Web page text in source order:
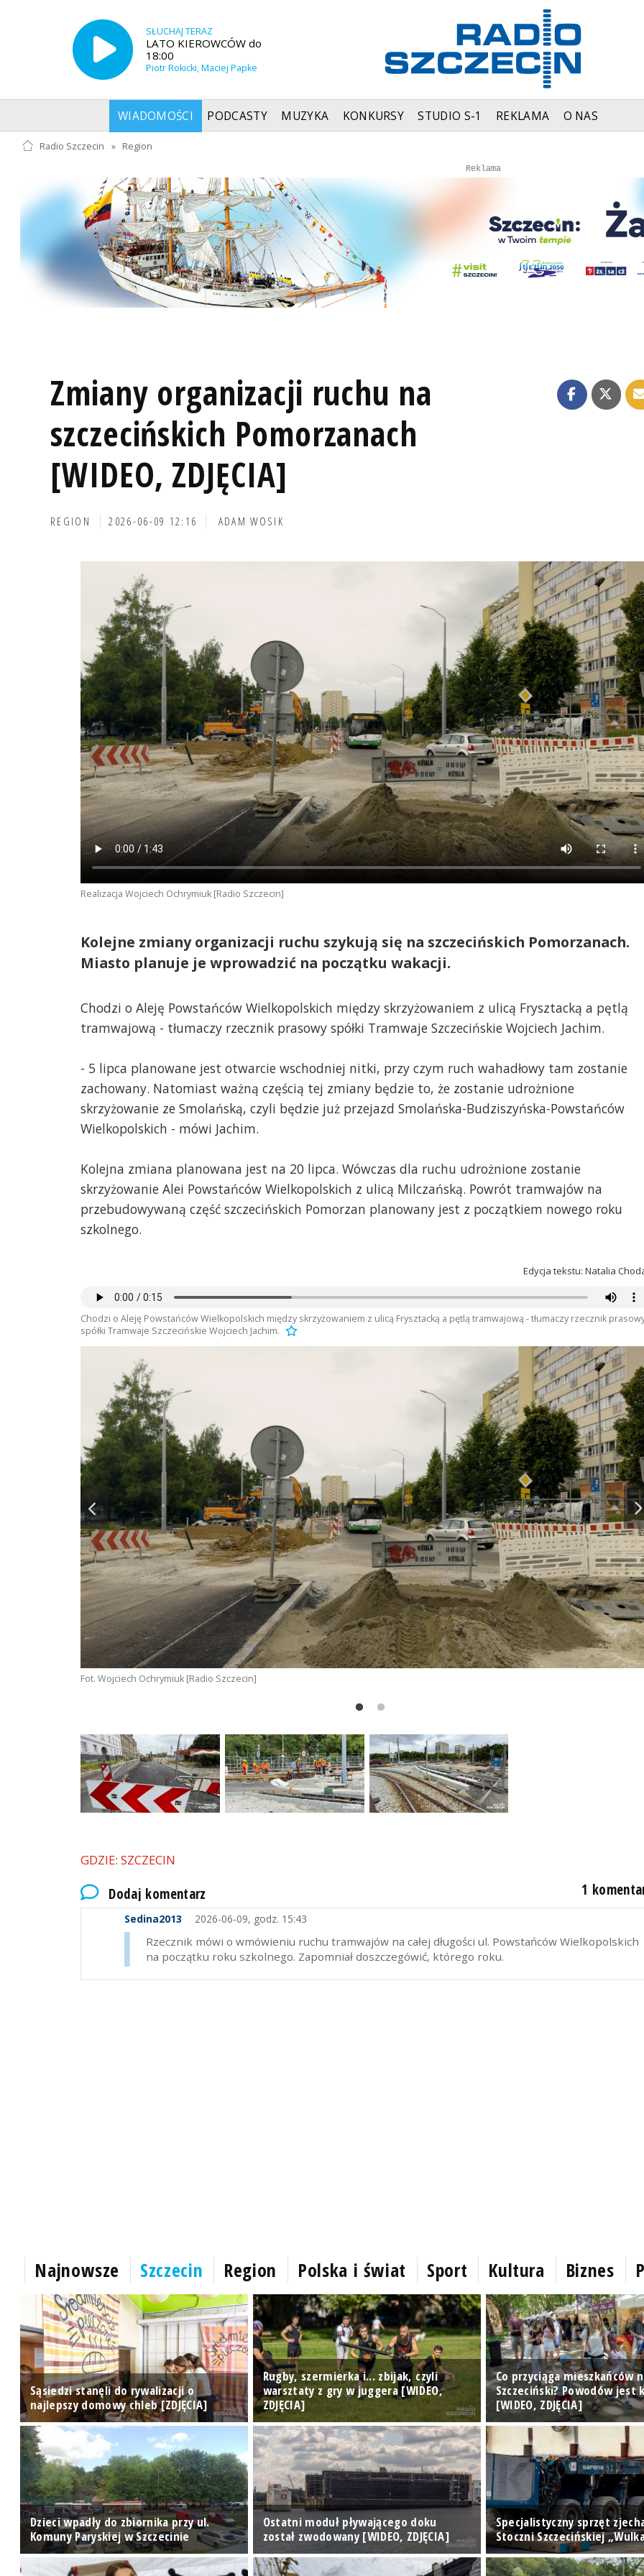
SŁUCHAJ TERAZ
LATO KIEROWCÓW do
18:00
Piotr Rokicki, Maciej Papke
WIADOMOŚCI PODCASTY MUZYKA KONKURSY STUDIO S-1 REKLAMA O NAS
Radio Szczecin » Region
Reklama
Autopromocja
Zmiany organizacji ruchu na
szczecińskich Pomorzanach
[WIDEO, ZDJĘCIA]
REGION 2026-06-09 12:16 ADAM WOSIK
Realizacja Wojciech Ochrymiuk [Radio Szczecin]
Kolejne zmiany organizacji ruchu szykują się na szczecińskich Pomorzanach.
Miasto planuje je wprowadzić na początku wakacji.
Chodzi o Aleję Powstańców Wielkopolskich między skrzyżowaniem z ulicą Frysztacką a pętlą
tramwajową - tłumaczy rzecznik prasowy spółki Tramwaje Szczecińskie Wojciech Jachim.
- 5 lipca planowane jest otwarcie wschodniej nitki, przy czym ruch wahadłowy tam zostanie
zachowany. Natomiast ważną częścią tej zmiany będzie to, że zostanie udrożnione
skrzyżowanie ze Smolańską, czyli będzie już przejazd Smolańska-Budziszyńska-Powstańców
Wielkopolskich - mówi Jachim.
Kolejna zmiana planowana jest na 20 lipca. Wówczas dla ruchu udrożnione zostanie
skrzyżowanie Alei Powstańców Wielkopolskich z ulicą Milczańską. Powrót tramwajów na
przebudowywaną część szczecińskich Pomorzan planowany jest z początkiem nowego roku
szkolnego.
Edycja tekstu: Natalia
Chodzi o Aleję Powstańców Wielkopolskich między skrzyżowaniem z ulicą Frysztacką a pętlą tramwajową - tłumaczy rzecznik
spółki Tramwaje Szczecińskie Wojciech Jachim.
Fot. Wojciech Ochrymiuk [Radio Szczecin]
GDZIE: SZCZECIN
Dodaj komentarz 1
Sedina2013 2026-06-09, godz. 15:43
Rzecznik mówi o wmówieniu ruchu tramwajów na całej długości ul. Powstańców Wielkopolskich
na początku roku szkolnego. Zapomniał doszczegówić, którego roku.
Najnowsze Szczecin Region Polska i świat Sport Kultura Biznes
Sąsiedzi stanęli do rywalizacji o
najlepszy domowy chleb [ZDJĘCIA]
Rugby, szermierka i... zbijak, czyli
warsztaty z gry w juggera [WIDEO,
ZDJĘCIA]
Co przyciąga mieszkańców
Szczeciński? Powodów jest
[WIDEO, ZDJĘCIA]
Dzieci wpadły do zbiornika przy ul.
Komuny Paryskiej w Szczecinie
Ostatni moduł pływającego doku
został zwodowany [WIDEO, ZDJĘCIA]
Specjalistyczny sprzęt
Stoczni Szczecińskiej